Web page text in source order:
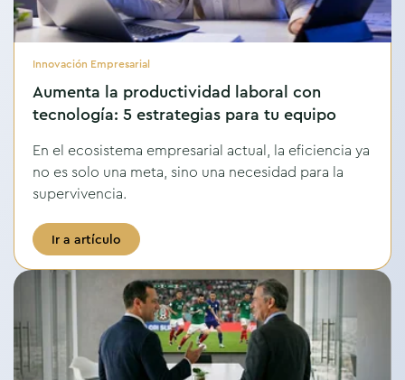
Innovación Empresarial
Aumenta la productividad laboral con
tecnología: 5 estrategias para tu equipo
En el ecosistema empresarial actual, la eficiencia ya
no es solo una meta, sino una necesidad para la
supervivencia.
Ir a artículo